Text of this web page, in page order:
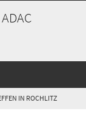
IN ROCHLITZ